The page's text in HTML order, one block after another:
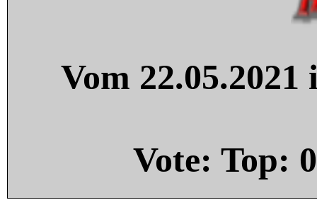
Vom
Vote: Top: 0